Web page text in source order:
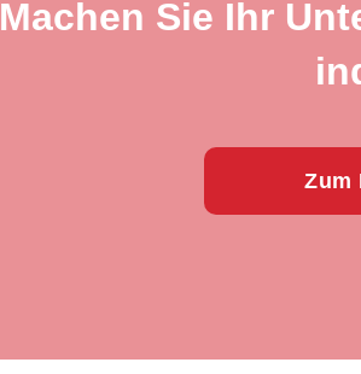
Machen Sie Ihr
Zum